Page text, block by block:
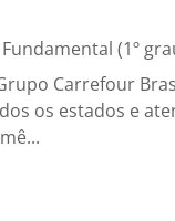
(1º
Grupo Carrefour
os estados e